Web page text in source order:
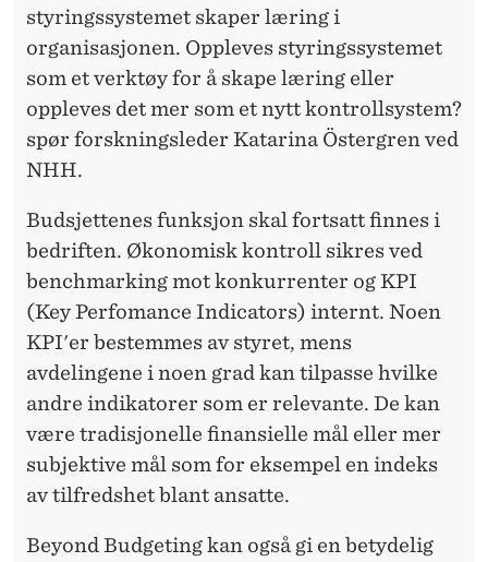
styringssystemet skaper læring i
organisasjonen. Oppleves styringssystemet
som et verktøy for å skape læring eller
oppleves det mer som et nytt kontrollsystem?
spør forskningsleder Katarina Östergren ved
NHH.
Budsjettenes funksjon skal fortsatt finnes i
bedriften. Økonomisk kontroll sikres ved
benchmarking mot konkurrenter og KPI
(Key Perfomance Indicators) internt. Noen
KPI'er bestemmes av styret, mens
avdelingene i noen grad kan tilpasse hvilke
andre indikatorer som er relevante. De kan
være tradisjonelle finansielle mål eller mer
subjektive mål som for eksempel en indeks
av tilfredshet blant ansatte.
Beyond Budgeting kan også gi en betydelig